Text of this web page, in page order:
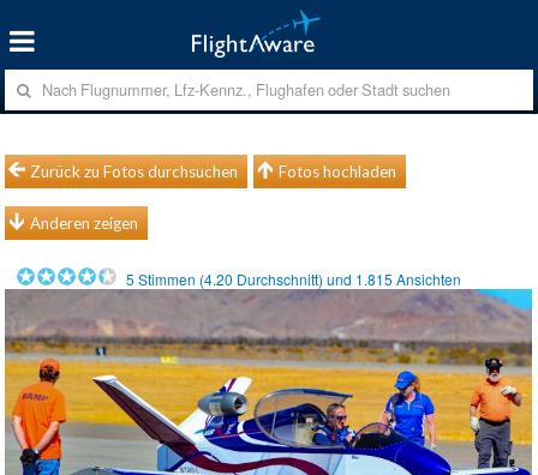
Zurück zu Fotos durchsuchen Fotos hochladen
Anderen zeigen
5 Stimmen (4.20 Durchschnitt) und 1.815 Ansichten